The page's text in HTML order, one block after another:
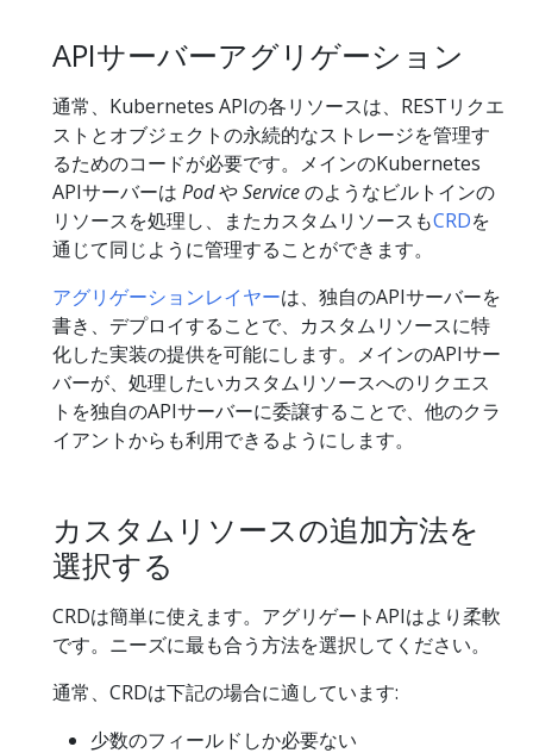
APIサーバーアグリゲーション
通常、Kubernetes APIの各リソースは、RESTリクエ
ストとオブジェクトの永続的なストレージを管理す
るためのコードが必要です。メインのKubernetes
APIサーバーは PodやServiceのようなビルトインの
リソースを処理し、またカスタムリソースもCRDを
通じて同じように管理することができます。
アグリゲーションレイヤーは、独自のAPIサーバーを
書き、デプロイすることで、カスタムリソースに特
化した実装の提供を可能にします。メインのAPIサー
バーが、処理したいカスタムリソースへのリクエス
トを独自のAPIサーバーに委譲することで、他のクラ
イアントからも利用できるようにします。
カスタムリソースの追加方法を
選択する
CRDは簡単に使えます。アグリゲートAPIはより柔軟
です。ニーズに最も合う方法を選択してください。
通常、CRDは下記の場合に適しています:
少数のフィールドしか必要ない